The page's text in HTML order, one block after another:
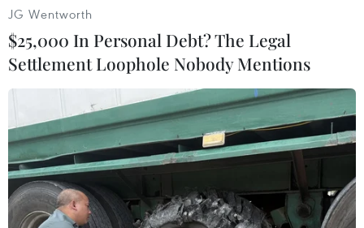
quốc tế
niên đổi mới sáng tạo vì cộng đồng
bền vững
07/08/2026 10:33
Hạ tầng AI - động lực tăng trưởng
mới của Đông Nam Á
JG Wentworth
$25,000 In Personal Debt? The Legal
Settlement Loophole Nobody Mentions